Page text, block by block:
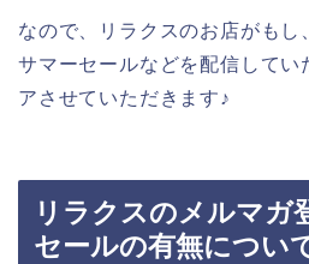
なので、リラクスのお店がもし
サマーセールなどを配信してい
アさせていただきます♪
リラクスのメルマガ
セールの有無につい